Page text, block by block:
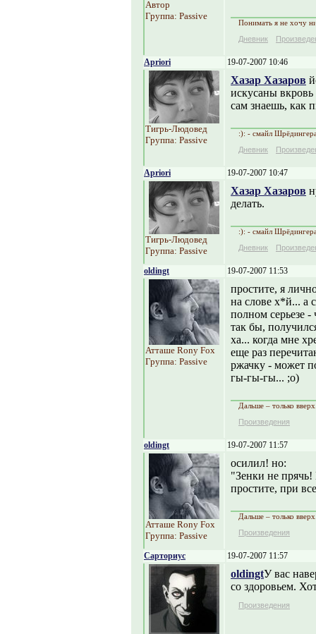
Автор
Группа: Passive
Понимать я не хочу
Дневник
Apriori 19-07-2007 10:46
Тигрь-Людовед
Группа: Passive
Хазар Хазаров
искусаны вкровь
сам знаешь, как
:): - смайл
Дневник
Apriori 19-07-2007 10:47
Тигрь-Людовед
Группа: Passive
Хазар Хазаров
делать.
:): - смайл
Дневник
oldingt 19-07-2007 11:53
Атташе Rony Fox
Группа: Passive
простите, я
на слове х*й... а
полном серьезе
так бы,
ха... когда мне
еще раз
ржачку - может
гы-гы-гы... ;о)
Дальше – только
Произведения
oldingt 19-07-2007 11:57
Атташе Rony Fox
Группа: Passive
осилил! но:
"Зенки не
простите, при
Дальше – только
Произведения
Сарториус 19-07-2007 11:57
oldingtУ вас
со здоровьем.
Произведения